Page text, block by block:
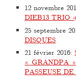
12 novembre
DIEB13 TRIO
25 septembre
DISQUES
21 février 2016:
« GRANDPA
PASSEUSE